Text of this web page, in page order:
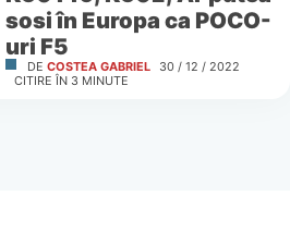
sosi în Europa ca POCO-
uri F5
DE COSTEA GABRIEL
30 / 12 / 2022
CITIRE ÎN 3 MINUTE